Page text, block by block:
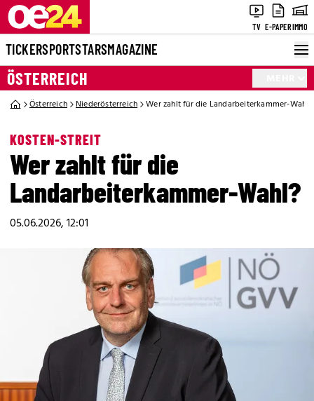
TV E-PAPERIMMO
TICKERSPORTSTARSMAGAZINE
ÖSTERREICH
Österreich Niederösterreich Wer zahlt für die Landarbeiterkammer-Wahl?
KOSTEN-STREIT
Wer zahlt für die
Landarbeiterkammer-Wahl?
05.06.2026, 12:01